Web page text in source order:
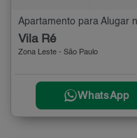
Apartamento para Alugar
Vila Ré
Zona Leste - São Paulo
WhatsApp